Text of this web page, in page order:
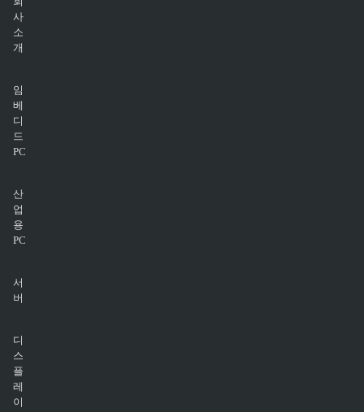
사
소
개
임
베
디
드
PC
산
업
용
PC
서
버
디
스
플
레
이